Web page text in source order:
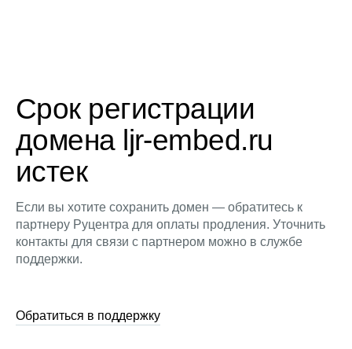
Срок регистрации
домена ljr-embed.ru
истек
Если вы хотите сохранить домен — обратитесь к
партнеру Руцентра для оплаты продления. Уточнить
контакты для связи с партнером можно в службе
поддержки.
Обратиться в поддержку